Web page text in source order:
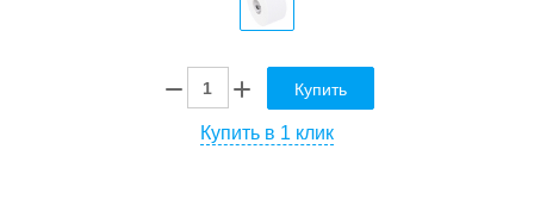
Купить
Купить в 1 клик